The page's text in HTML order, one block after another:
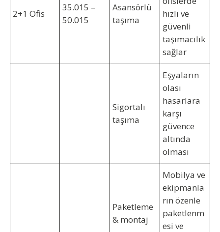
2+1 Ofis
35.015 –
50.015
Asansörlü
taşıma
hızlı ve
güvenli
taşımacılık
sağlar
Sigortalı
taşıma
Eşyaların
olası
hasarlara
karşı
güvence
altında
olması
Paketleme
& montaj
Mobilya ve
ekipmanla
rın özenle
paketlenm
esi ve